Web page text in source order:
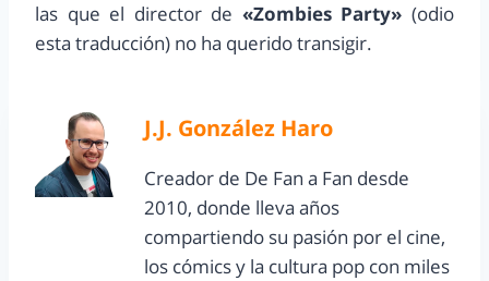
las que el director de «Zombies Party» (odio
esta traducción) no ha querido transigir.
J.J. González Haro
Creador de De Fan a Fan desde
2010, donde lleva años
compartiendo su pasión por el cine,
los cómics y la cultura pop con miles